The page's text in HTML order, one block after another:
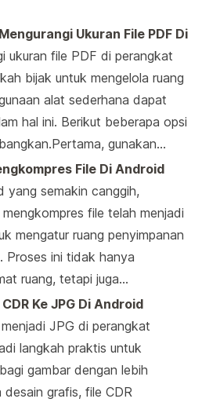
Ukuran File PDF Di
ukuran file PDF di perangkat
bijak untuk mengelola ruang
alat sederhana dapat
hal ini. Berikut beberapa opsi
gunakan…
File Di Android
yang semakin canggih,
file telah menjadi
mengatur ruang penyimpanan
Proses ini tidak hanya
ruang, tetapi juga…
Ke JPG Di Android
JPG di perangkat
langkah praktis untuk
gambar dengan lebih
desain grafis, file CDR